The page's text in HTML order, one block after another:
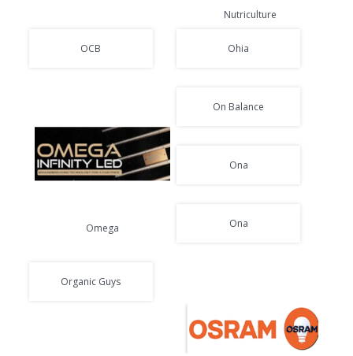
Nutriculture
OCB Ohia
Omega
On Balance
Ona
Ona
Organic Guys